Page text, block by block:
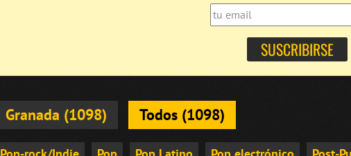
Granada (1098) Todos (1098)